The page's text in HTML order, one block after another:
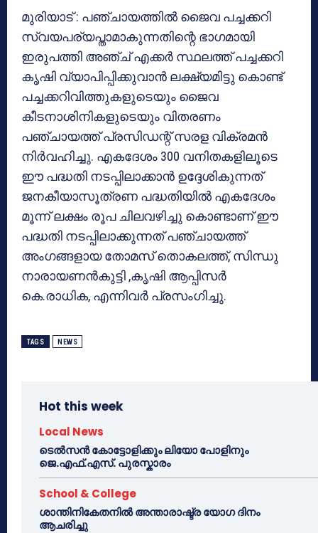
മുരിയാട് : പഞ്ചായത്തില്‍ ജൈവ പച്ചക്കറി
സ്വയപര്യപ്താമാകുന്നതിന്റെ ഭാഗമായി
ഇരുപത്തി അഞ്ച് എക്കര്‍ സ്ഥലത്ത് പച്ചക്കറി
കൃഷി വ്യാപിപ്പിക്കുവാന്‍ ലക്ഷ്യമിട്ടു കൊണ്ട്
പച്ചക്കറിവിത്തുകളുടെയും ജൈവ
കീടനാശിനികളുടെയും വിതരണം
പഞ്ചായത്ത് പ്രസിഡന്റ് സരള വിക്രമന്‍
നിര്‍വഹിച്ചു. എകദേശം 300 വനിതകളിലൂടെ
ഈ പദ്ധതി നടപ്പിലാക്കാന്‍ ഉദ്ദേശികുന്നത്
ജനകീയാസൂത്രണ പദ്ധതിയില്‍ എകദേശം
മൂന്ന് ലക്ഷം രൂപ ചിലവഴിച്ചു കൊണ്ടാണ് ഈ
പദ്ധതി നടപ്പിലാക്കുന്നത് പഞ്ചായത്ത്
അംഗങ്ങളായ തോമസ് തൊകലത്ത്, സിന്ധു
നാരായണന്‍കുട്ടി ,കൃഷി ആപ്പിസര്‍
കെ.രാധിക, എന്നിവര്‍ പ്രസംഗിച്ചു.
TAGS NEWS
Hot this week
Local News
ടെൽസൻ കോട്ടോളിക്കും ലിയോ പോളിനും
ജെ.എഫ്.എസ്. പുരസ്കാരം
School & College
ശാന്തിനികേതനിൽ അന്താരാഷ്ട്ര യോഗ ദിനം
ആചരിച്ചു